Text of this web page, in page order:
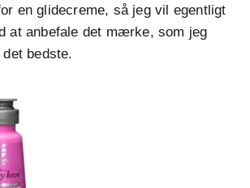
en glidecreme, så jeg vil egentligt
at anbefale det mærke, som jeg
bedste.